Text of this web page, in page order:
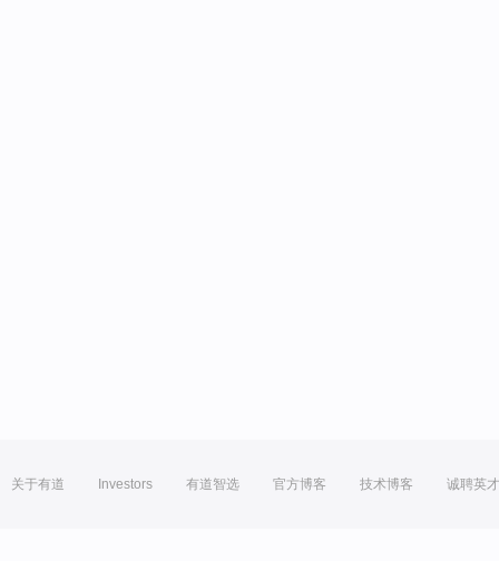
关于有道 Investors 有道智选 官方博客 技术博客 诚聘英才